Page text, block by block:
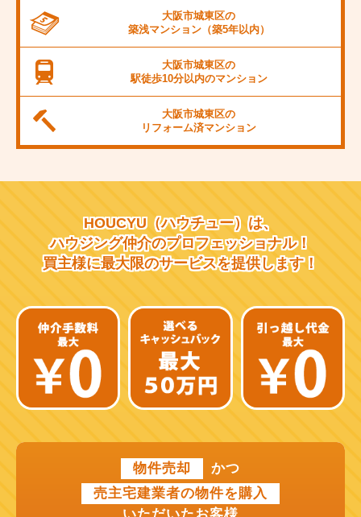
JR阪和線
JR桜島線
阪堺電軌上町線
東海道新幹線
阪急千里線
JR片町線
近鉄南大阪線
京阪中之島線
近鉄難波線
近鉄けいはんな線
大阪市城東区の
築浅マンション（築5年以内）
大阪市城東区の
駅徒歩10分以内のマンション
大阪市城東区の
リフォーム済マンション
HOUCYU（ハウチュー）は、
ハウジング仲介のプロフェッショナル！
買主様に最大限のサービスを提供します！
物件売却
かつ
売主宅建業者の物件を購入